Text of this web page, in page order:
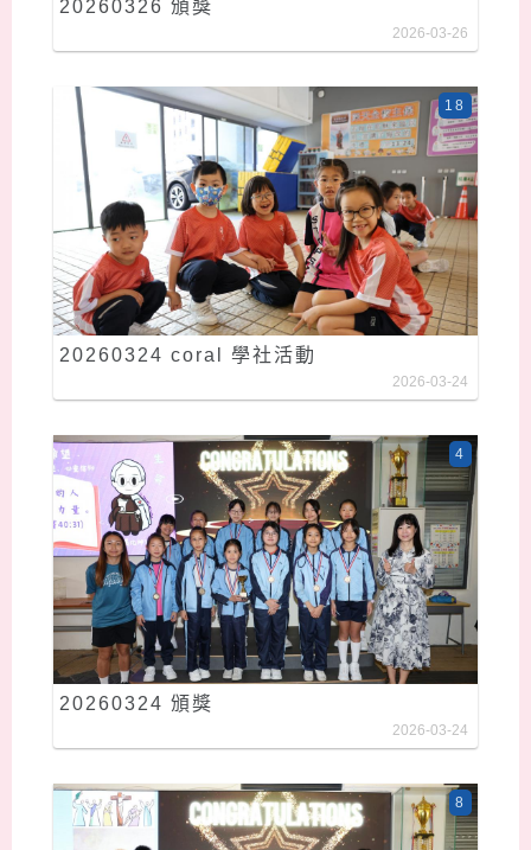
20260326 頒獎
2026-03-26
20260324 coral 學社活動
18
2026-03-24
20260324 頒獎
4
2026-03-24
8